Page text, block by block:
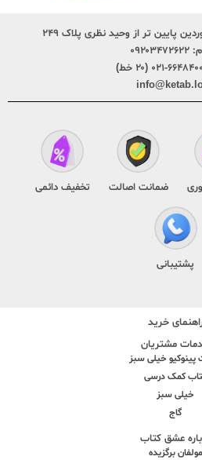
۰۹۲۰۳۴۷۲۶۲۲
۰۲۱ (۲۰ خط)
ضمانت اصالت تخفیف دائمی
پشتیبانی
خرید
مشتریان
خیلی سبز
کمک درسی
خیلی سبز
گاج
عشق کتاب
مولفان برگزیده